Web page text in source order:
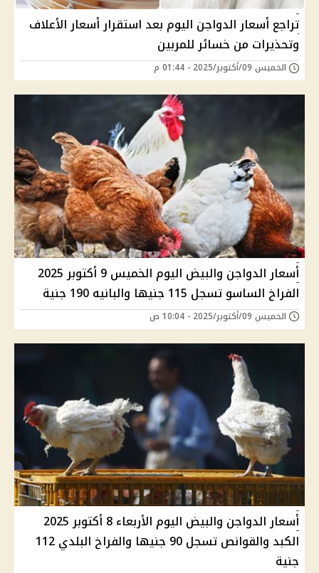
تراجع أسعار الدواجن اليوم بعد استقرار أسعار الأعلاف
وتحذيرات من خسائر للمربين
الخميس 09/أكتوبر/2025 - 01:44 م
أسعار الدواجن والبيض اليوم الخميس 9 أكتوبر 2025
الفراخ الساسو تسجل 115 جنيها والبانيه 190 جنية
الخميس 09/أكتوبر/2025 - 10:04 ص
أسعار الدواجن والبيض اليوم الأربعاء 8 أكتوبر 2025
الكبد والقوانص تسجل 90 جنيها والفراخ البلدي 112
جنية